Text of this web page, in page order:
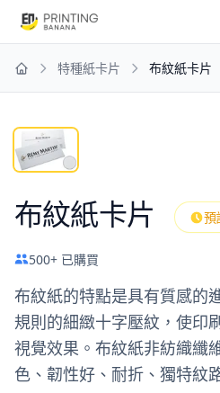
Home 特種紙卡片 布紋紙卡片
布紋紙卡片 預
500+ 已購買
布紋紙的特點是具有質感的
規則的細緻十字壓紋，使印
視覺效果。布紋紙非紡織纖
色、韌性好、耐折、獨特紋